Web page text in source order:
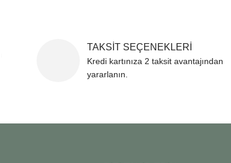
TAKSİT SEÇENEKLERİ
Kredi kartınıza 2 taksit avantajından
yararlanın.